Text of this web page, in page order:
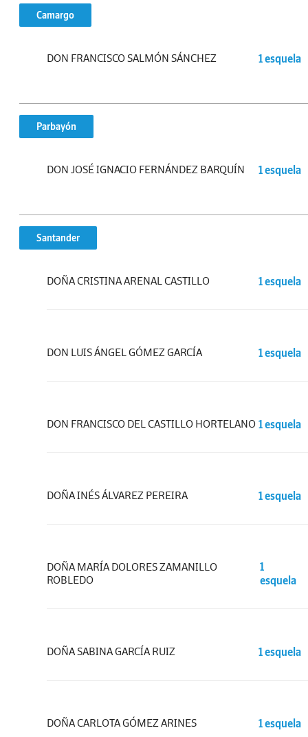
Camargo
DON FRANCISCO SALMÓN SÁNCHEZ 1 esquela
Parbayón
DON JOSÉ IGNACIO FERNÁNDEZ BARQUÍN 1 esquela
Santander
DOÑA CRISTINA ARENAL CASTILLO 1 esquela
DON LUIS ÁNGEL GÓMEZ GARCÍA 1 esquela
DON FRANCISCO DEL CASTILLO HORTELANO 1 esquela
DOÑA INÉS ÁLVAREZ PEREIRA 1 esquela
DOÑA MARÍA DOLORES ZAMANILLO
ROBLEDO
1
esquela
DOÑA SABINA GARCÍA RUIZ 1 esquela
DOÑA CARLOTA GÓMEZ ARINES 1 esquela